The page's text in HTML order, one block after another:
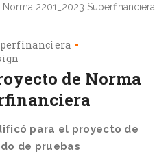
de Norma
para el proyecto de
de pruebas